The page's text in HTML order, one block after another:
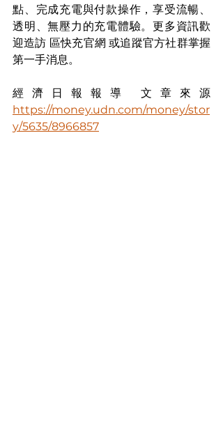
點、完成充電與付款操作，享受流暢、
透明、無壓力的充電體驗。更多資訊歡
迎造訪 區快充官網 或追蹤官方社群掌握
第一手消息。
https://money.udn.com/money/stor
y/5635/8966857